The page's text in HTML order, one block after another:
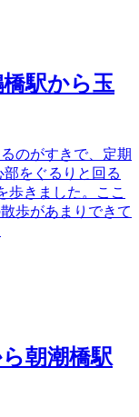
駅から玉
のがすきで、定期
をぐるりと回る
歩きました。ここ
歩があまりできて
朝潮橋駅